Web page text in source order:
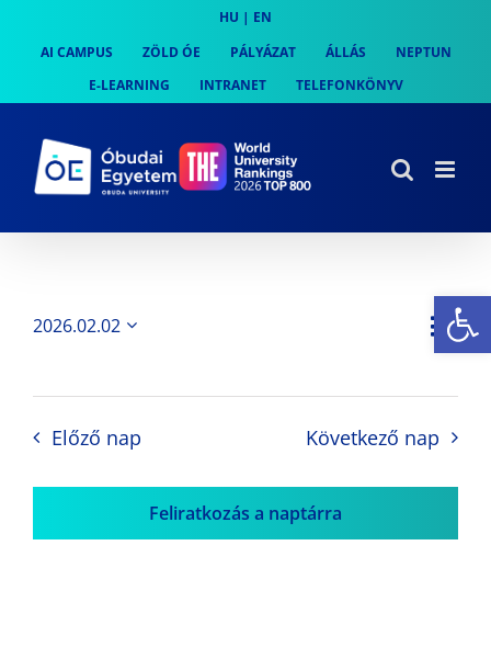
content
HU | EN
AI CAMPUS
ZÖLD ÓE PÁLYÁZAT ÁLLÁS
NEPTUN
E-LEARNING
INTRANET TELEFONKÖNYV
Nap
2026.02.02
Előző nap Következő nap
Feliratkozás a naptárra